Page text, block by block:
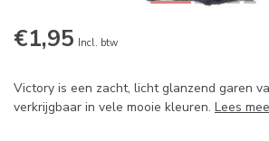
€1,95 Incl. btw
Victory is een zacht, licht glanzend garen
verkrijgbaar in vele mooie kleuren. Lees